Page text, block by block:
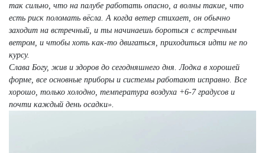
так сильно, что на палубе работать опасно, а волны такие, что
есть риск поломать вёсла. А когда ветер стихает, он обычно
заходит на встречный, и ты начинаешь бороться с встречным
ветром, и чтобы хоть как-то двигаться, приходиться идти не по
курсу.
Слава Богу, жив и здоров до сегодняшнего дня. Лодка в хорошей
форме, все основные приборы и системы работают исправно. Все
хорошо, только холодно, температура воздуха +6-7 градусов и
почти каждый день осадки».